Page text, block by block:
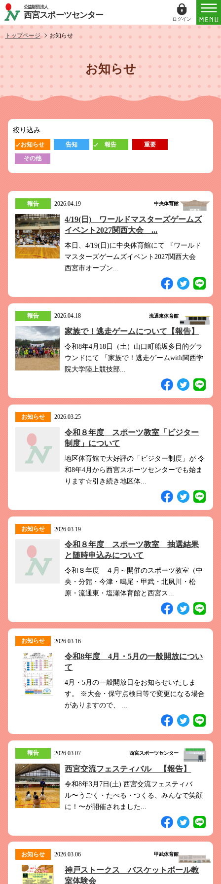
公益財団法人
西宮スポーツセンター ログイン
トップページ お知らせ
お知らせ
絞り込み
お知らせ 告知 報告 重要
その他
報告 2026.04.19 中央体育館
4/19(日) ワールドマスターズゲームズ
イベント2027関西大会 ...
本日、4/19(日)に中央体育館にて 『ワールド
マスターズゲームズイベント2027関西大会
西宮市オープン...
報告 2026.04.18 流通東体育館
家族で！逃走ゲームについて【報告】
令和8年4月18日（土）山口町船坂多目的グラ
ウンドにて 「家族で！逃走ゲームwith関西学
院大学陸上競技部...
お知らせ 2026.03.25
令和８年度 スポーツ教室「ビジター
制度」について
地区体育館で大好評の「ビジター制度」が 令
和8年4月から西宮スポーツセンターでも始ま
ります☆引き続き地区体...
お知らせ 2026.03.19
令和８年度 スポーツ教室 抽選結果
と随時申込みについて
令和８年度 ４月～開催のスポーツ教室（中
央・分館・今津・鳴尾・甲武・北夙川・松
原・流通東・塩瀬体育館と西宮ス...
お知らせ 2026.03.16
令和8年度 4月・5月の一般開放につい
て
4月・5月の一般開放日をお知らせいたしま
す。 ※大会・保守点検日等で変更になる場合
がありますので、 ...
報告 2026.03.07 西宮スポーツセンター
西宮交流フェスティバル 【報告】
令和8年3月7日(土) 西宮交流フェスティバ
ル〜うごく・たべる・つくる、みんなで笑顔
に！〜が開催されました...
お知らせ 2026.03.06 甲武体育館
神戸ストークス バスケットボール教
室体験会
ログイン
ID（メールアドレス）
パスワード
パスワードは半角数字、英小文字、英大文字
すべてを含む6文字以上
このホームページで会員登録がお済みの方
ログイン
このホームページで会員登録がまだの方
新規会員登録
こちら